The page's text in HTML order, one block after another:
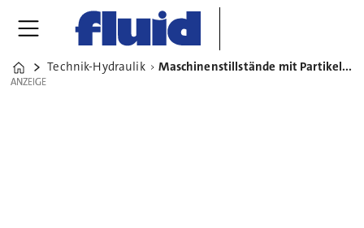
Home
Technik-Hydraulik Maschinenstillstände mit Partikelmesstechnik verhindern
ANZEIGE
ANZEIGE